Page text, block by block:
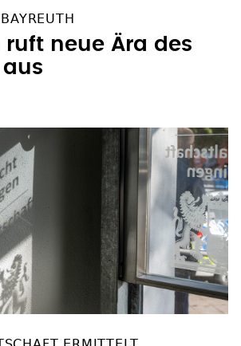
ruft neue Ära des
aus